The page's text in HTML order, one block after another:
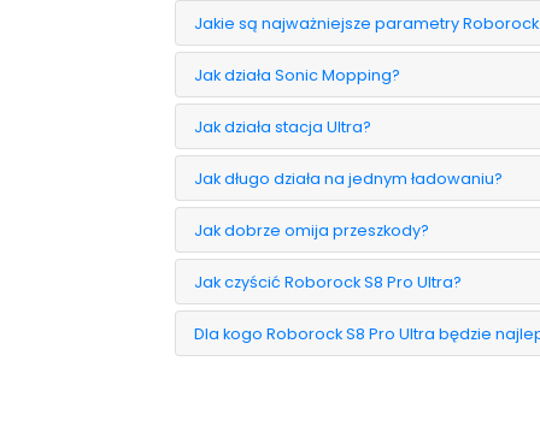
Jakie są najważniejsze parametry Roborock
Jak działa Sonic Mopping?
Jak działa stacja Ultra?
Jak długo działa na jednym ładowaniu?
Jak dobrze omija przeszkody?
Jak czyścić Roborock S8 Pro Ultra?
Dla kogo Roborock S8 Pro Ultra będzie